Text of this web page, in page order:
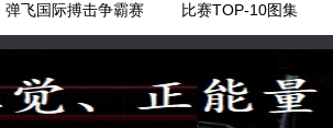
弹飞国际搏击争霸赛
比赛TOP-10图集